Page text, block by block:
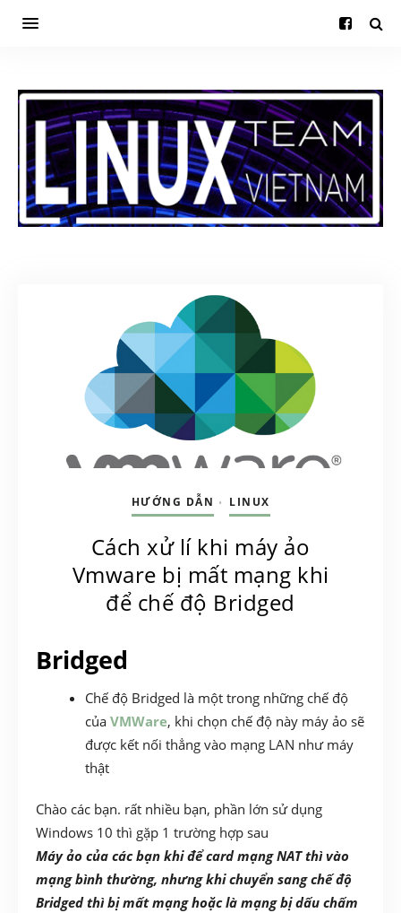
HƯỚNG DẪN • LINUX
Cách xử lí khi máy ảo
Vmware bị mất mạng khi
để chế độ Bridged
Bridged
Chế độ Bridged là một trong những chế độ
của VMWare, khi chọn chế độ này máy ảo sẽ
được kết nối thẳng vào mạng LAN như máy
thật
Chào các bạn. rất nhiều bạn, phần lớn sử dụng
Windows 10 thì gặp 1 trường hợp sau
Máy ảo của các bạn khi để card mạng NAT thì vào
mạng bình thường, nhưng khi chuyển sang chế độ
Bridged thì bị mất mạng hoặc là mạng bị dấu chấm